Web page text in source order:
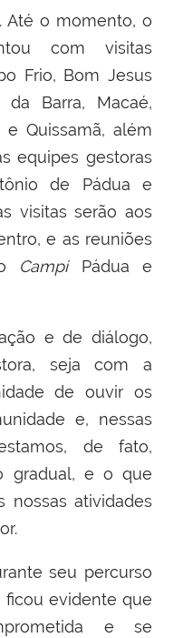
Até o momento, o
com visitas
Frio, Bom Jesus
Barra, Macaé,
e Quissamã, além
equipes gestoras
de Pádua e
visitas serão aos
e as reuniões
CampiPádua e
e de diálogo,
seja com a
de ouvir os
e, nessas
de fato,
gradual, e o que
nossas atividades
seu percurso
ficou evidente que
e se